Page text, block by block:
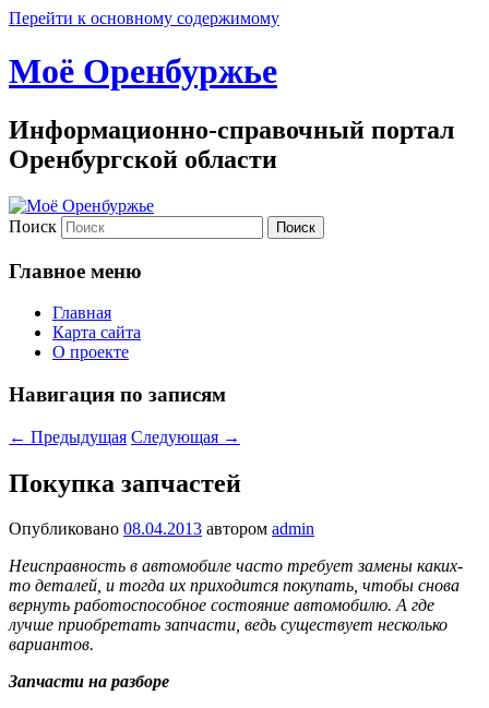
Перейти к основному содержимому
Моё Оренбуржье
Информационно-справочный портал
Оренбургской области
Поиск
Главное меню
Главная
Карта сайта
О проекте
Навигация по записям
← Предыдущая Следующая →
Покупка запчастей
Опубликовано 08.04.2013 автором admin
Неисправность в автомобиле часто требует замены каких-
то деталей, и тогда их приходится покупать, чтобы снова
вернуть работоспособное состояние автомобилю. А где
лучше приобретать запчасти, ведь существует несколько
вариантов.
Запчасти на разборе